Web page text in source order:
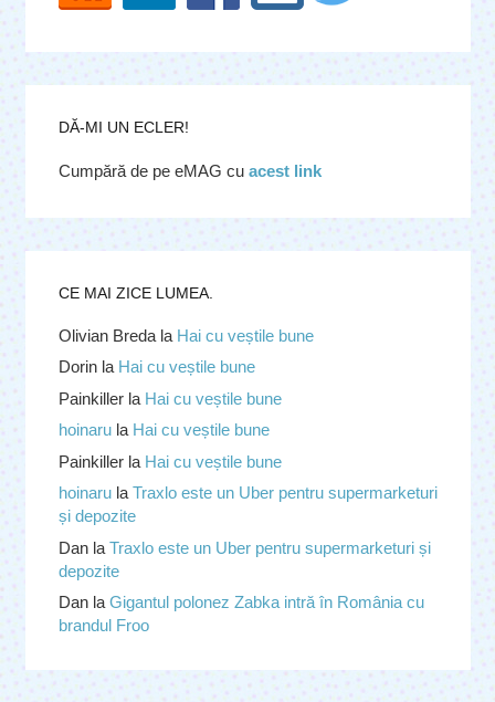
DĂ-MI UN ECLER!
Cumpără de pe eMAG cu acest link
CE MAI ZICE LUMEA.
Olivian Bredala Hai cu veștile bune
Dorinla Hai cu veștile bune
Painkillerla Hai cu veștile bune
hoinarula Hai cu veștile bune
Painkillerla Hai cu veștile bune
hoinarula Traxlo este un Uber pentru supermarketuri
și depozite
Danla Traxlo este un Uber pentru supermarketuri și
depozite
Danla Gigantul polonez Zabka intră în România cu
brandul Froo